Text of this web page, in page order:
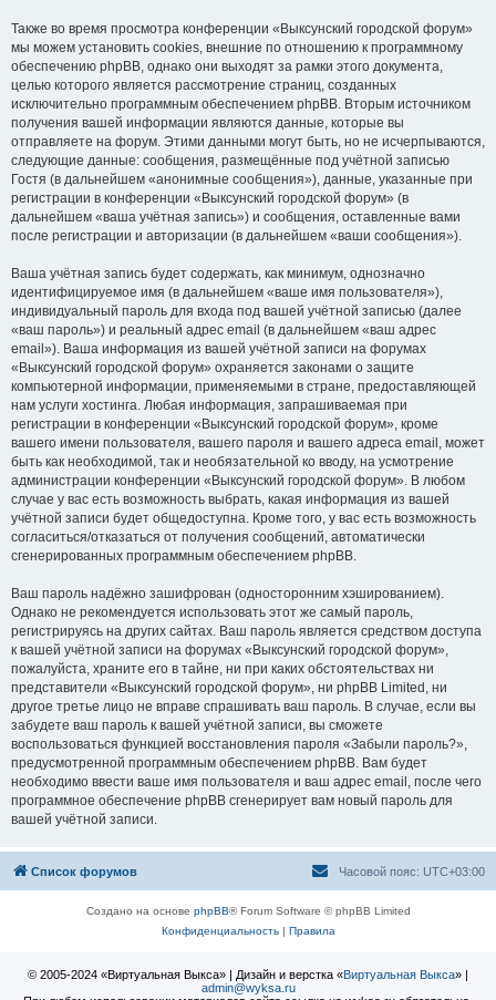
Также во время просмотра конференции «Выксунский городской форум»
мы можем установить cookies, внешние по отношению к программному
обеспечению phpBB, однако они выходят за рамки этого документа,
целью которого является рассмотрение страниц, созданных
исключительно программным обеспечением phpBB. Вторым источником
получения вашей информации являются данные, которые вы
отправляете на форум. Этими данными могут быть, но не исчерпываются,
следующие данные: сообщения, размещённые под учётной записью
Гостя (в дальнейшем «анонимные сообщения»), данные, указанные при
регистрации в конференции «Выксунский городской форум» (в
дальнейшем «ваша учётная запись») и сообщения, оставленные вами
после регистрации и авторизации (в дальнейшем «ваши сообщения»).
Ваша учётная запись будет содержать, как минимум, однозначно
идентифицируемое имя (в дальнейшем «ваше имя пользователя»),
индивидуальный пароль для входа под вашей учётной записью (далее
«ваш пароль») и реальный адрес email (в дальнейшем «ваш адрес
email»). Ваша информация из вашей учётной записи на форумах
«Выксунский городской форум» охраняется законами о защите
компьютерной информации, применяемыми в стране, предоставляющей
нам услуги хостинга. Любая информация, запрашиваемая при
регистрации в конференции «Выксунский городской форум», кроме
вашего имени пользователя, вашего пароля и вашего адреса email, может
быть как необходимой, так и необязательной ко вводу, на усмотрение
администрации конференции «Выксунский городской форум». В любом
случае у вас есть возможность выбрать, какая информация из вашей
учётной записи будет общедоступна. Кроме того, у вас есть возможность
согласиться/отказаться от получения сообщений, автоматически
сгенерированных программным обеспечением phpBB.
Ваш пароль надёжно зашифрован (односторонним хэшированием).
Однако не рекомендуется использовать этот же самый пароль,
регистрируясь на других сайтах. Ваш пароль является средством доступа
к вашей учётной записи на форумах «Выксунский городской форум»,
пожалуйста, храните его в тайне, ни при каких обстоятельствах ни
представители «Выксунский городской форум», ни phpBB Limited, ни
другое третье лицо не вправе спрашивать ваш пароль. В случае, если вы
забудете ваш пароль к вашей учётной записи, вы сможете
воспользоваться функцией восстановления пароля «Забыли пароль?»,
предусмотренной программным обеспечением phpBB. Вам будет
необходимо ввести ваше имя пользователя и ваш адрес email, после чего
программное обеспечение phpBB сгенерирует вам новый пароль для
вашей учётной записи.
Список форумов Часовой пояс: UTC+03:00
Создано на основе phpBB® Forum Software © phpBB Limited
Конфиденциальность| Правила
© 2005-2024 «Виртуальная Выкса» | Дизайн и верстка «Виртуальная Выкса» |
admin@wyksa.ru